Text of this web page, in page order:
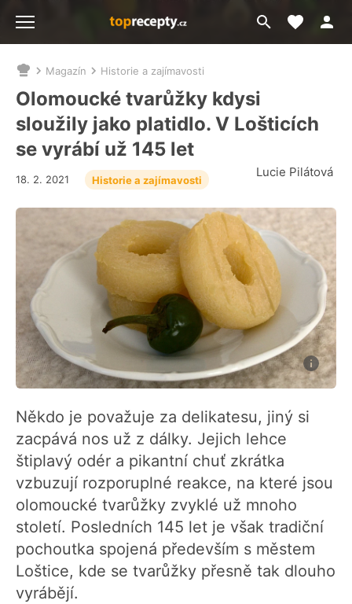
Přejít
na
Moje
Nacházíte
se
zde:
Magazín Historie a zajímavosti
Olomoucké tvarůžky kdysi
sloužily jako platidlo. V Lošticích
se vyrábí už 145 let
Lucie Pilátová
18. 2. 2021 Historie a zajímavosti
Někdo je považuje za delikatesu, jiný si
zacpává nos už z dálky. Jejich lehce
štiplavý odér a pikantní chuť zkrátka
vzbuzují rozporuplné reakce, na které jsou
olomoucké tvarůžky zvyklé už mnoho
století. Posledních 145 let je však tradiční
pochoutka spojená především s městem
Loštice, kde se tvarůžky přesně tak dlouho
vyrábějí.